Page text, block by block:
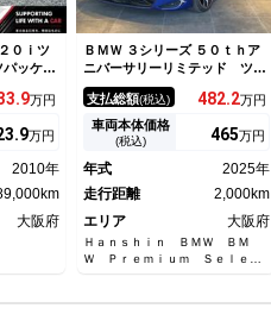
０ｉツ
ッケー
検令和
１８イ
ートエ
トキー
9万円
9万円
2010年
大阪府
ＢＭＷ ３シリーズ ５０ｔｈア
ニバーサリーリミテッド ツー
リング ２００台限定車 ５０
ｔｈ Ａｎｎｉｖｅｒｓａｒ
ｙ Ｌｉｍｉｔｅｄ デモカ
ー １オーナー 元レンタ 純
ックキドニーグリル ブラック
ミラーキャップ シートヒータ
支払総額(税込) 482.2万円
車両本体価格
(税込) 465万円
年式
2025年
走行距離
2,000km
エリア
大阪府
Ｈａｎｓｈｉｎ ＢＭＷ ＢＭ
Ｗ Ｐｒｅｍｉｕｍ Ｓｅｌｅｃ